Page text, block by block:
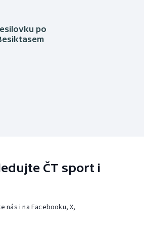
po
ČT sport i
nás i na Facebooku, X,